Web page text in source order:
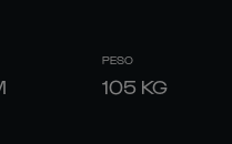
PESO
105 KG